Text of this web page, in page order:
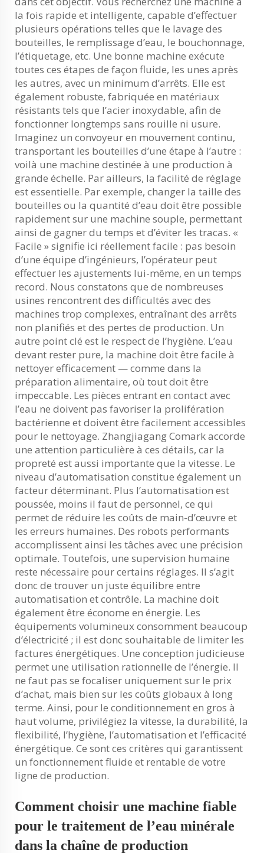
la fois rapide et intelligente, capable d’effectuer
plusieurs opérations telles que le lavage des
bouteilles, le remplissage d’eau, le bouchonnage,
l’étiquetage, etc. Une bonne machine exécute
toutes ces étapes de façon fluide, les unes après
les autres, avec un minimum d’arrêts. Elle est
également robuste, fabriquée en matériaux
résistants tels que l’acier inoxydable, afin de
fonctionner longtemps sans rouille ni usure.
Imaginez un convoyeur en mouvement continu,
transportant les bouteilles d’une étape à l’autre :
voilà une machine destinée à une production à
grande échelle. Par ailleurs, la facilité de réglage
est essentielle. Par exemple, changer la taille des
bouteilles ou la quantité d’eau doit être possible
rapidement sur une machine souple, permettant
ainsi de gagner du temps et d’éviter les tracas. «
Facile » signifie ici réellement facile : pas besoin
d’une équipe d’ingénieurs, l’opérateur peut
effectuer les ajustements lui-même, en un temps
record. Nous constatons que de nombreuses
usines rencontrent des difficultés avec des
machines trop complexes, entraînant des arrêts
non planifiés et des pertes de production. Un
autre point clé est le respect de l’hygiène. L’eau
devant rester pure, la machine doit être facile à
nettoyer efficacement — comme dans la
préparation alimentaire, où tout doit être
impeccable. Les pièces entrant en contact avec
l’eau ne doivent pas favoriser la prolifération
bactérienne et doivent être facilement accessibles
pour le nettoyage. Zhangjiagang Comark accorde
une attention particulière à ces détails, car la
propreté est aussi importante que la vitesse. Le
niveau d’automatisation constitue également un
facteur déterminant. Plus l’automatisation est
poussée, moins il faut de personnel, ce qui
permet de réduire les coûts de main-d’œuvre et
les erreurs humaines. Des robots performants
accomplissent ainsi les tâches avec une précision
optimale. Toutefois, une supervision humaine
reste nécessaire pour certains réglages. Il s’agit
donc de trouver un juste équilibre entre
automatisation et contrôle. La machine doit
également être économe en énergie. Les
équipements volumineux consomment beaucoup
d’électricité ; il est donc souhaitable de limiter les
factures énergétiques. Une conception judicieuse
permet une utilisation rationnelle de l’énergie. Il
ne faut pas se focaliser uniquement sur le prix
d’achat, mais bien sur les coûts globaux à long
terme. Ainsi, pour le conditionnement en gros à
haut volume, privilégiez la vitesse, la durabilité, la
flexibilité, l’hygiène, l’automatisation et l’efficacité
énergétique. Ce sont ces critères qui garantissent
un fonctionnement fluide et rentable de votre
ligne de production.
Comment choisir une machine fiable
pour le traitement de l’eau minérale
dans la chaîne de production